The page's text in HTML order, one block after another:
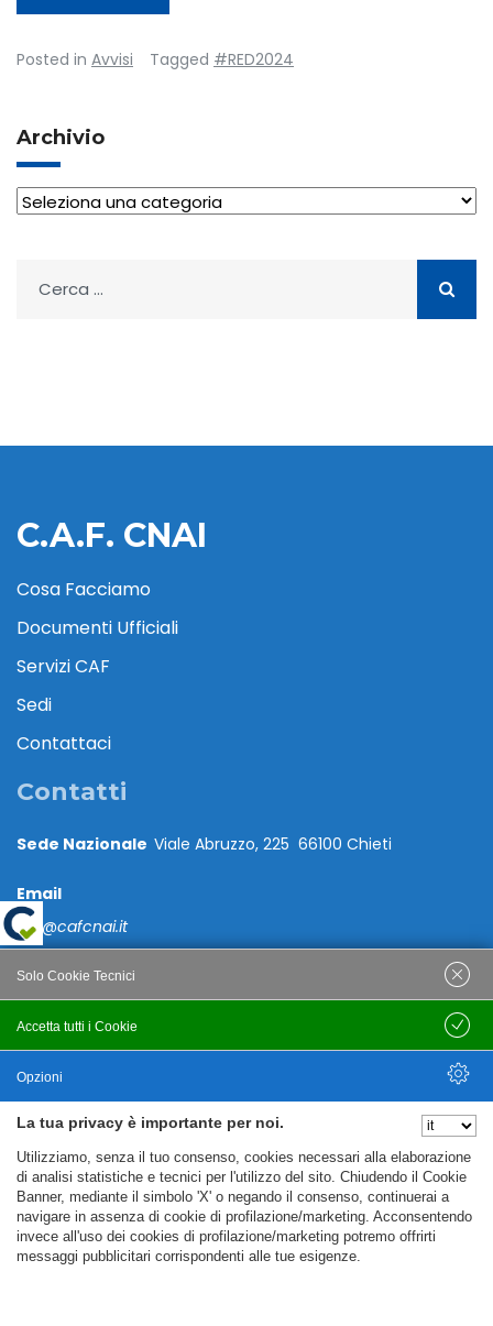
Posted in Avvisi Tagged #RED2024
Archivio
Archivio
per:
C.A.F. CNAI
Cosa Facciamo
Documenti Ufficiali
Servizi CAF
Sedi
Contattaci
Contatti
Sede Nazionale Viale Abruzzo, 225 66100 Chieti
Email
caf@cafcnai.it
Posta Certificata
PRIVACY
Note Legali
Policy
Cookie Policy
La tua privacy è importante per noi.
Utilizziamo, senza il tuo consenso, cookies necessari alla elaborazione
di analisi statistiche e tecnici per l'utilizzo del sito. Chiudendo il Cookie
Banner, mediante il simbolo 'X' o negando il consenso, continuerai a
navigare in assenza di cookie di profilazione/marketing. Acconsentendo
invece all'uso dei cookies di profilazione/marketing potremo offrirti
messaggi pubblicitari corrispondenti alle tue esigenze.
Accetta tutti i Cookie
Solo Cookie Tecnici
Salva
Opzioni
Nascondi Opzioni